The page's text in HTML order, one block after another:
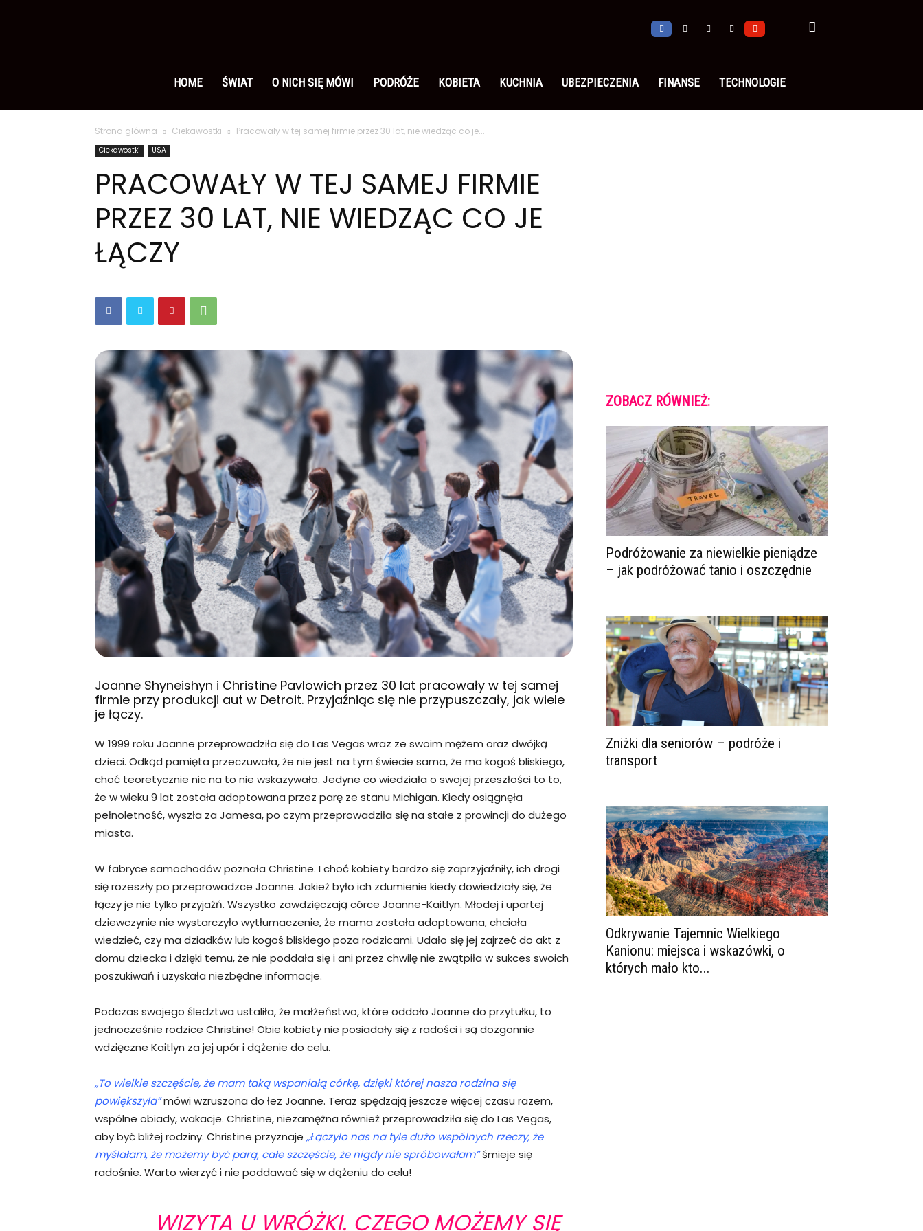
polsku
HOME ŚWIAT O NICH SIĘ MÓWI PODRÓŻE KOBIETA KUCHNIA UBEZPIECZENIA FINANSE TECHNOLOGIE
Strona główna Ciekawostki Pracowały w tej samej firmie przez 30 lat, nie wiedząc co je...
Ciekawostki USA
PRACOWAŁY W TEJ SAMEJ FIRMIE
PRZEZ 30 LAT, NIE WIEDZĄC CO JE
ŁĄCZY
Joanne Shyneishyn i Christine Pavlowich przez 30 lat pracowały w tej samej
firmie przy produkcji aut w Detroit. Przyjaźniąc się nie przypuszczały, jak wiele
je łączy.
W 1999 roku Joanne przeprowadziła się do Las Vegas wraz ze swoim mężem oraz dwójką
dzieci. Odkąd pamięta przeczuwała, że nie jest na tym świecie sama, że ma kogoś bliskiego,
choć teoretycznie nic na to nie wskazywało. Jedyne co wiedziała o swojej przeszłości to to,
że w wieku 9 lat została adoptowana przez parę ze stanu Michigan. Kiedy osiągnęła
pełnoletność, wyszła za Jamesa, po czym przeprowadziła się na stałe z prowincji do dużego
miasta.
W fabryce samochodów poznała Christine. I choć kobiety bardzo się zaprzyjaźniły, ich drogi
się rozeszły po przeprowadzce Joanne. Jakież było ich zdumienie kiedy dowiedziały się, że
łączy je nie tylko przyjaźń. Wszystko zawdzięczają córce Joanne-Kaitlyn. Młodej i upartej
dziewczynie nie wystarczyło wytłumaczenie, że mama została adoptowana, chciała
wiedzieć, czy ma dziadków lub kogoś bliskiego poza rodzicami. Udało się jej zajrzeć do akt z
domu dziecka i dzięki temu, że nie poddała się i ani przez chwilę nie zwątpiła w sukces swoich
poszukiwań i uzyskała niezbędne informacje.
Podczas swojego śledztwa ustaliła, że małżeństwo, które oddało Joanne do przytułku, to
jednocześnie rodzice Christine! Obie kobiety nie posiadały się z radości i są dozgonnie
wdzięczne Kaitlyn za jej upór i dążenie do celu.
„To wielkie szczęście, że mam taką wspaniałą córkę, dzięki której nasza rodzina się
powiększyła”mówi wzruszona do łez Joanne. Teraz spędzają jeszcze więcej czasu razem,
wspólne obiady, wakacje. Christine, niezamężna również przeprowadziła się do Las Vegas,
aby być bliżej rodziny. Christine przyznaje „Łączyło nas na tyle dużo wspólnych rzeczy, że
myślałam, że możemy być parą, całe szczęście, że nigdy nie spróbowałam”śmieje się
radośnie. Warto wierzyć i nie poddawać się w dążeniu do celu!
WIZYTA U WRÓŻKI. CZEGO MOŻEMY SIĘ
ZOBACZ RÓWNIEŻ:
Podróżowanie za niewielkie pieniądze
– jak podróżować tanio i oszczędnie
Zniżki dla seniorów – podróże i
transport
Odkrywanie Tajemnic Wielkiego
Kanionu: miejsca i wskazówki, o
których mało kto...